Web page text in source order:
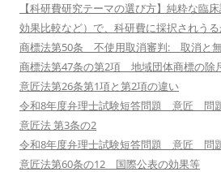
【科研費研究テーマの選び方】純粋な臨
効果比較など）で、科研費に採択されうる
商標法第50条 不使用取消審判: 取消と
商標法第47条の第2項 地域団体商標の除
意匠法第26条第1項と第2項の違い
令和8年度弁理士試験短答問題 意匠 問
意匠法 第3条の2
令和8年度弁理士試験短答問題 意匠 問
意匠法第60条の12 国際公表の効果等